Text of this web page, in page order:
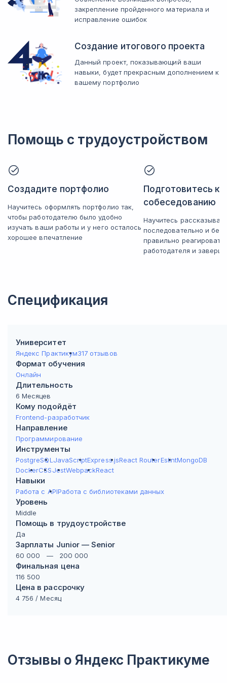
закрепление пройденного материала и
исправление ошибок
Создание итогового проекта
Данный проект, показывающий ваши
навыки, будет прекрасным дополнением к
вашему портфолио
Помощь с трудоустройством
Создадите портфолио
Научитесь оформлять портфолио так,
чтобы работодателю было удобно
изучать ваши работы и у него осталось
хорошее впечатление
Подготовитесь к
собеседованию
Научитесь
последовательно и без
правильно
работодателя и
Спецификация
Университет
Яндекс Практикум317 отзывов
Формат обучения
Онлайн
Длительность
6 Месяцев
Кому подойдёт
Frontend-разработчик
Направление
Программирование
Инструменты
PostgreSQL JavaScriptExpress.jsReact RouterEslintMongoDB
DockerCSSJestWebpackReact
Навыки
Работа с APIРабота с библиотеками данных
Уровень
Middle
Помощь в трудоустройстве
Да
Зарплаты Junior — Senior
60 000 — 200 000
Финальная цена
116 500
Цена в рассрочку
4 756 / Месяц
Отзывы о Яндекс Практикуме